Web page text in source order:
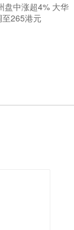
盘中涨超4% 大华
265港元